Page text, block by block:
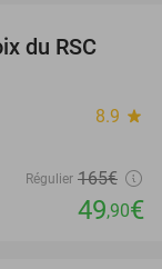
70%
du RSC
8.9 star
Régulier 165€
49,90€